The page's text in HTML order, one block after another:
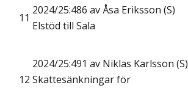
11
2024/25:486 av Åsa Eriksson (S)
Elstöd till Sala
12
2024/25:491 av Niklas Karlsson (S)
Skattesänkningar för